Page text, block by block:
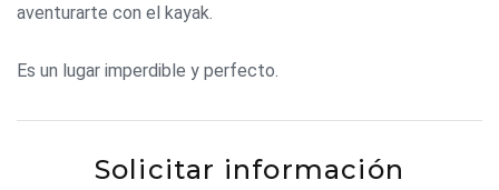
aventurarte con el kayak.
Es un lugar imperdible y perfecto.
Solicitar información